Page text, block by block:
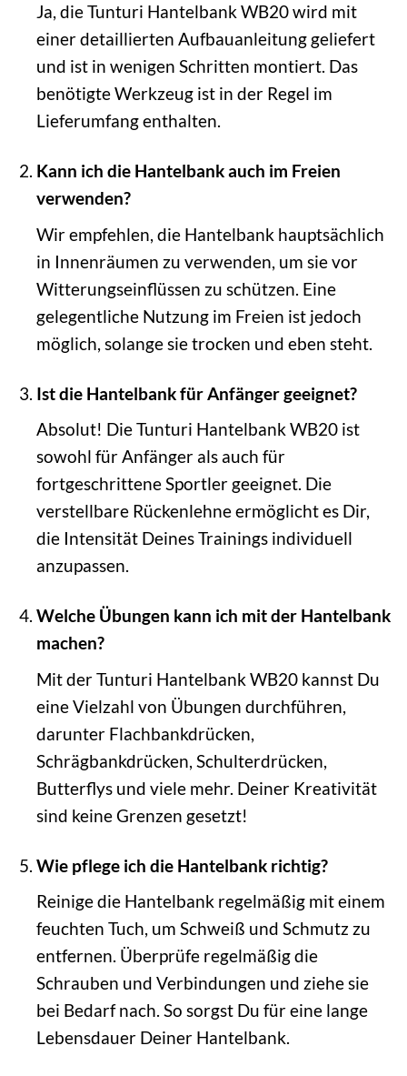
Ja, die Tunturi Hantelbank WB20 wird mit
einer detaillierten Aufbauanleitung geliefert
und ist in wenigen Schritten montiert. Das
benötigte Werkzeug ist in der Regel im
Lieferumfang enthalten.
Kann ich die Hantelbank auch im Freien
verwenden?
Wir empfehlen, die Hantelbank hauptsächlich
in Innenräumen zu verwenden, um sie vor
Witterungseinflüssen zu schützen. Eine
gelegentliche Nutzung im Freien ist jedoch
möglich, solange sie trocken und eben steht.
Ist die Hantelbank für Anfänger geeignet?
Absolut! Die Tunturi Hantelbank WB20 ist
sowohl für Anfänger als auch für
fortgeschrittene Sportler geeignet. Die
verstellbare Rückenlehne ermöglicht es Dir,
die Intensität Deines Trainings individuell
anzupassen.
Welche Übungen kann ich mit der Hantelbank
machen?
Mit der Tunturi Hantelbank WB20 kannst Du
eine Vielzahl von Übungen durchführen,
darunter Flachbankdrücken,
Schrägbankdrücken, Schulterdrücken,
Butterflys und viele mehr. Deiner Kreativität
sind keine Grenzen gesetzt!
Wie pflege ich die Hantelbank richtig?
Reinige die Hantelbank regelmäßig mit einem
feuchten Tuch, um Schweiß und Schmutz zu
entfernen. Überprüfe regelmäßig die
Schrauben und Verbindungen und ziehe sie
bei Bedarf nach. So sorgst Du für eine lange
Lebensdauer Deiner Hantelbank.